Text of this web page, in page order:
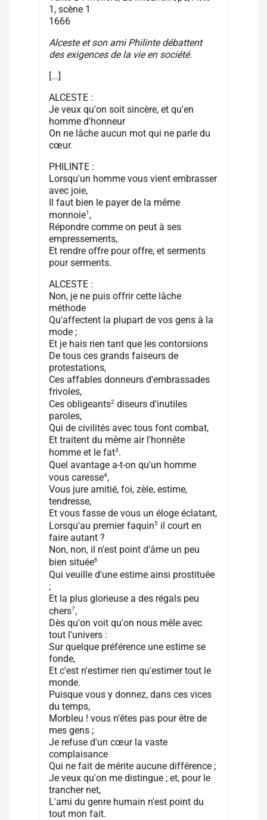
1, scène 1
1666
Alceste et son ami Philinte débattent
des exigences de la vie en société.
[...]
ALCESTE :
Je veux qu'on soit sincère, et qu'en
homme d'honneur
On ne lâche aucun mot qui ne parle du
cœur.
PHILINTE :
Lorsqu'un homme vous vient embrasser
avec joie,
Il faut bien le payer de la même
monnoie1 ,
Répondre comme on peut à ses
empressements,
Et rendre offre pour offre, et serments
pour serments.
ALCESTE :
Non, je ne puis offrir cette lâche
méthode
Qu'affectent la plupart de vos gens à la
mode ;
Et je hais rien tant que les contorsions
De tous ces grands faiseurs de
protestations,
Ces affables donneurs d'embrassades
frivoles,
Ces obligeants2 diseurs d'inutiles
paroles,
Qui de civilités avec tous font combat,
Et traitent du même air l'honnête
homme et le fat3.
Quel avantage a-t-on qu'un homme
vous caresse4,
Vous jure amitié, foi, zèle, estime,
tendresse,
Et vous fasse de vous un éloge éclatant,
Lorsqu'au premier faquin5 il court en
faire autant ?
Non, non, il n'est point d'âme un peu
bien située6
Qui veuille d'une estime ainsi prostituée
;
Et la plus glorieuse a des régals peu
chers7,
Dès qu'on voit qu'on nous mêle avec
tout l'univers :
Sur quelque préférence une estime se
fonde,
Et c'est n'estimer rien qu'estimer tout le
monde.
Puisque vous y donnez, dans ces vices
du temps,
Morbleu ! vous n'êtes pas pour être de
mes gens ;
Je refuse d'un cœur la vaste
complaisance
Qui ne fait de mérite aucune différence ;
Je veux qu'on me distingue ; et, pour le
trancher net,
L'ami du genre humain n'est point du
tout mon fait.